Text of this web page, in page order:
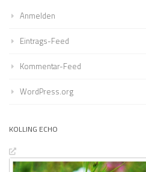
Anmelden
Eintrags-Feed
Kommentar-Feed
WordPress.org
KOLLING ECHO